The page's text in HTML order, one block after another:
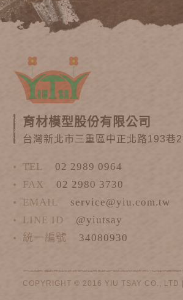
育材模型股份有限公司
台灣新北市三重區中正北路193巷
TEL
02 2989 0964
FAX
02 2980 3730
EMAIL
service@yiu.com.tw
LINE ID
@yiutsay
統一編號
34080930
COPYRIGHT © 2016 YIU TSAY CO., LTD |